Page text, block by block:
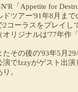
「Appetite for
ドツアー'91年8月ま
2コーラスをプレイし
（オリジナルは'77年作
たその後の'93年5月
演でIzzyがゲスト出演
り。